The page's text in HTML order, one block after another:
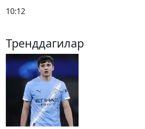
10:12
Тренддагилар